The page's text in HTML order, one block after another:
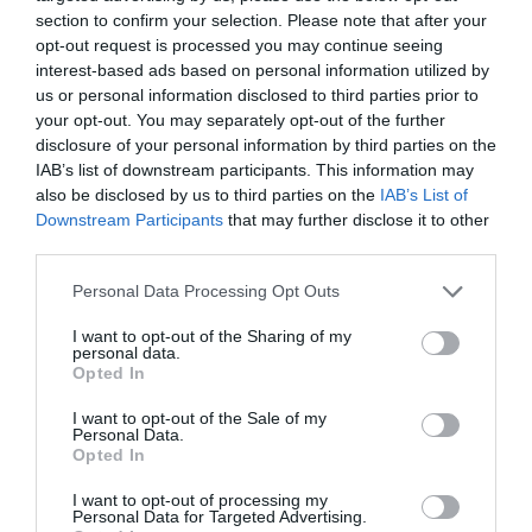
section to confirm your selection. Please note that after your
opt-out request is processed you may continue seeing
interest-based ads based on personal information utilized by
us or personal information disclosed to third parties prior to
your opt-out. You may separately opt-out of the further
disclosure of your personal information by third parties on the
IAB’s list of downstream participants. This information may
also be disclosed by us to third parties on the IAB’s List of
Downstream Participants that may further disclose it to other
Personal Data Processing Opt Outs
I want to opt-out of the Sharing of my
personal data.
Opted In
I want to opt-out of the Sale of my
Personal Data.
Opted In
I want to opt-out of processing my
Personal Data for Targeted Advertising.
A doua descoperire a fost că acest telefon mobil se
mutase la scurt timp după aceea la Gara Centrală.
Așadar, o altă căutare amănunțită, de data aceasta a
camerelor de supraveghere de la gară, permite să se
verifice faptul că ambii bărbați imortalizați în fața
străzii Durini au plecat apoi să ia un tren spre Napoli.
„postului” l-a contactat între timp pe cel al
întâlnit la jumătatea drumului, la Roma, în Gara
Termini. Se poate deci deduce că „centralistul” din
Napoli, care se afla într-un tren spre Roma, a dorit să
se întâlnească cu complicii săi care coborau din
Milano într-un alt tren spre Napoli.